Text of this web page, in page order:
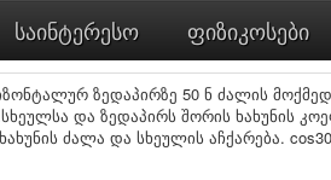
საინტერესო ფიზიკოსები
ზედაპირზე 50 ნ ძალის
და ზედაპირს შორის ხახუნის
ძალა და სხეულის აჩქარება. cos30​